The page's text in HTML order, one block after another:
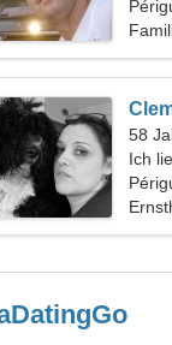
eine
58
Ich